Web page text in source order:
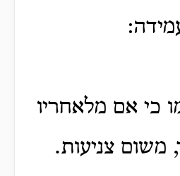
כי אם מלאחריו
משום צניעות.